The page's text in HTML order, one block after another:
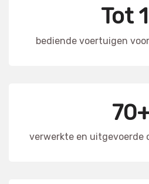
Tot
bediende voertuigen
verwerkte en uitgevoerde